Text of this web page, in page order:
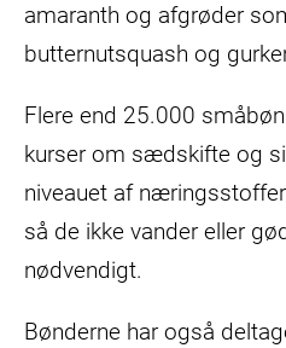
amaranth og afgrøder
butternutsquash og
Flere end 25.000
kurser om sædskifte og
niveauet af
så de ikke vander eller
nødvendigt.
Bønderne har også